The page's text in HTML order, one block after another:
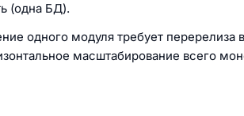
(одна БД).
одного модуля требует перерелиза
масштабирование всего